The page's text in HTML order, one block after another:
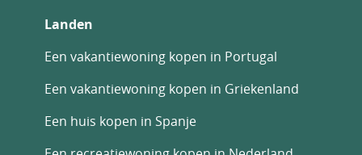
Landen
Een vakantiewoning kopen in Portugal
Een vakantiewoning kopen in Griekenland
Een huis kopen in Spanje